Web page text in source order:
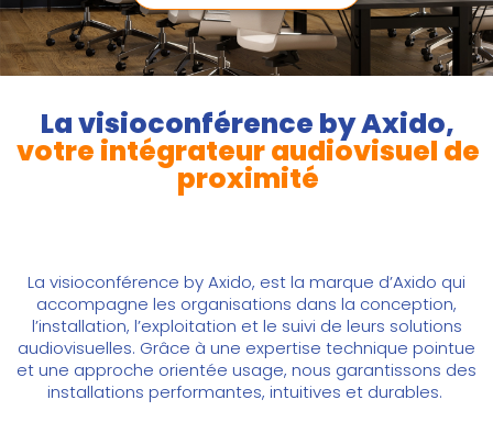
La visioconférence by Axido,
votre intégrateur audiovisuel de
proximité
La visioconférence by Axido, est la marque d’Axido qui
accompagne les organisations dans la conception,
l’installation, l’exploitation et le suivi de leurs solutions
audiovisuelles. Grâce à une expertise technique pointue
et une approche orientée usage, nous garantissons des
installations performantes, intuitives et durables.